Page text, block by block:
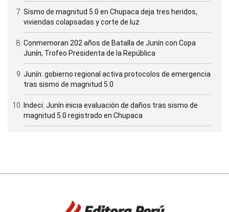
Sismo de magnitud 5.0 en Chupaca deja tres heridos,
viviendas colapsadas y corte de luz
Conmemoran 202 años de Batalla de Junín con Copa
Junín, Trofeo Presidenta de la República
Junín: gobierno regional activa protocolos de emergencia
tras sismo de magnitud 5.0
Indeci: Junín inicia evaluación de daños tras sismo de
magnitud 5.0 registrado en Chupaca